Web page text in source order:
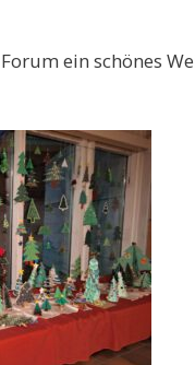
ein schönes